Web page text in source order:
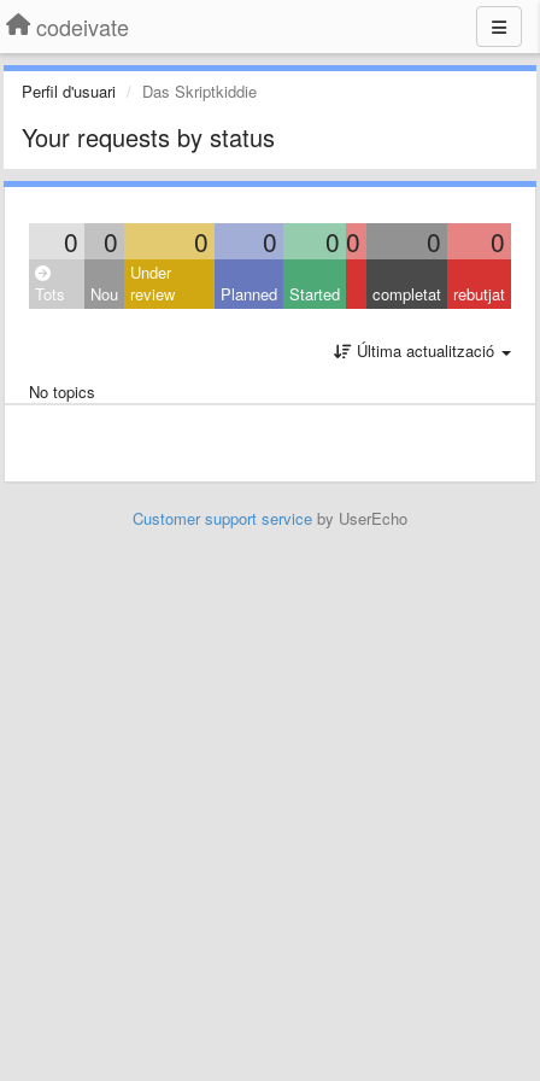
codeivate
Perfil d'usuari Das Skriptkiddie
Your requests by status
0 0 0 0 0 0 0 0
Tots Nou
Under
review
Planned Started completat rebutjat
Última actualització
No topics
Customer support service by UserEcho